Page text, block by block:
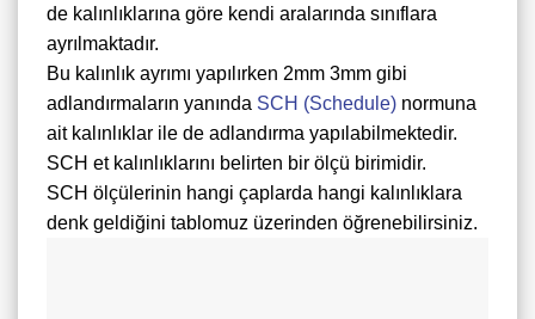
de kalınlıklarına göre kendi aralarında sınıflara
ayrılmaktadır.
Bu kalınlık ayrımı yapılırken 2mm 3mm gibi
adlandırmaların yanında SCH (Schedule) normuna
ait kalınlıklar ile de adlandırma yapılabilmektedir.
SCH et kalınlıklarını belirten bir ölçü birimidir.
SCH ölçülerinin hangi çaplarda hangi kalınlıklara
denk geldiğini tablomuz üzerinden öğrenebilirsiniz.